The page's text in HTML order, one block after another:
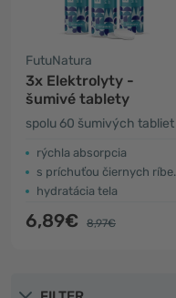
FutuNatura
3x Elektrolyty -
šumivé tablety
spolu 60 šumivých tabliet
rýchla absorpcia
s príchuťou čiernych ríbezlí
hydratácia tela
6,89€ 8,97€